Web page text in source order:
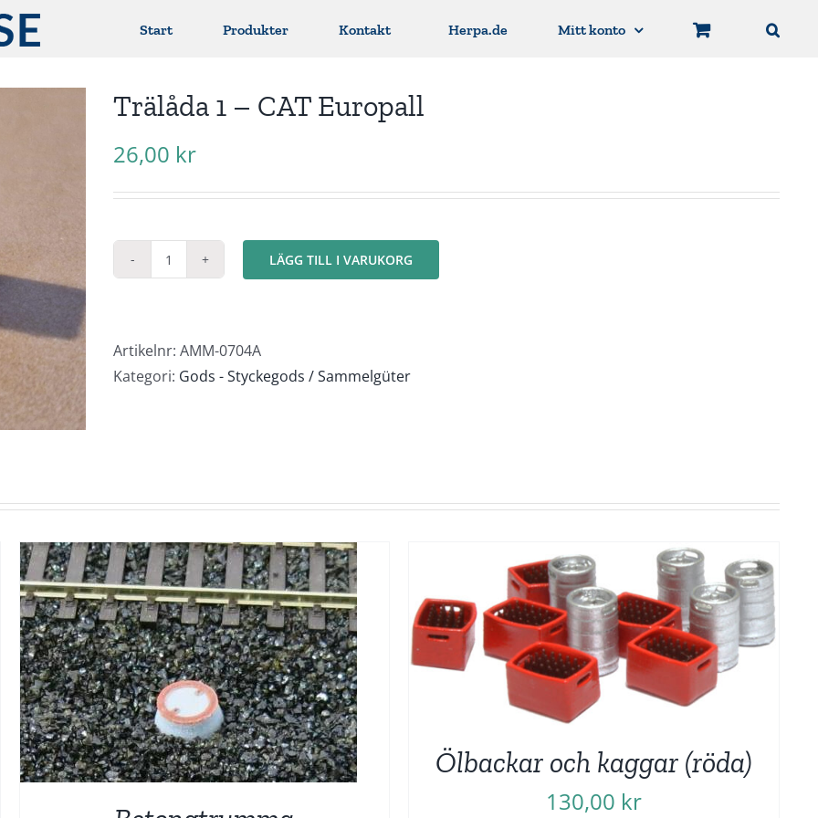
Start Produkter Kontakt Herpa.de Mitt konto
Trälåda 1 – CAT Europall
26,00 kr
Trälåda
CAT
Europall
LÄGG TILL I VARUKORG
Artikelnr: AMM-0704A
Kategori: Gods - Styckegods / Sammelgüter
Ölbackar och kaggar (röda)
130,00 kr